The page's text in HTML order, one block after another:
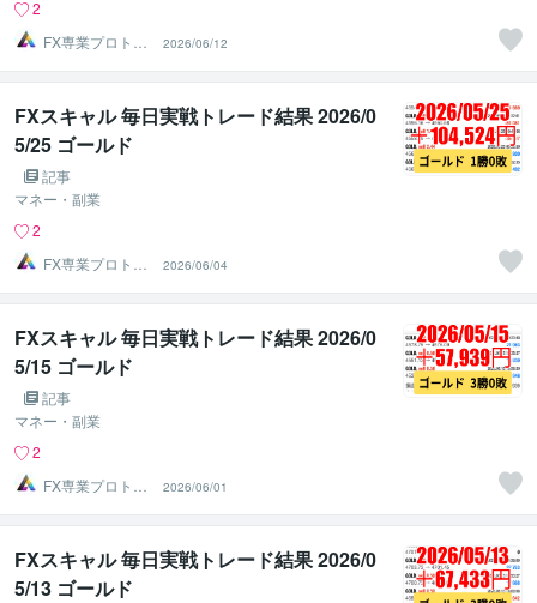
2
FX専業プロトレ
ーダーのAチーム
2026/06/12
FXスキャル 毎日実戦トレード結果 2026/0
5/25 ゴールド
記事
マネー・副業
2
FX専業プロトレ
ーダーのAチーム
2026/06/04
FXスキャル 毎日実戦トレード結果 2026/0
5/15 ゴールド
記事
マネー・副業
2
FX専業プロトレ
ーダーのAチーム
2026/06/01
FXスキャル 毎日実戦トレード結果 2026/0
5/13 ゴールド